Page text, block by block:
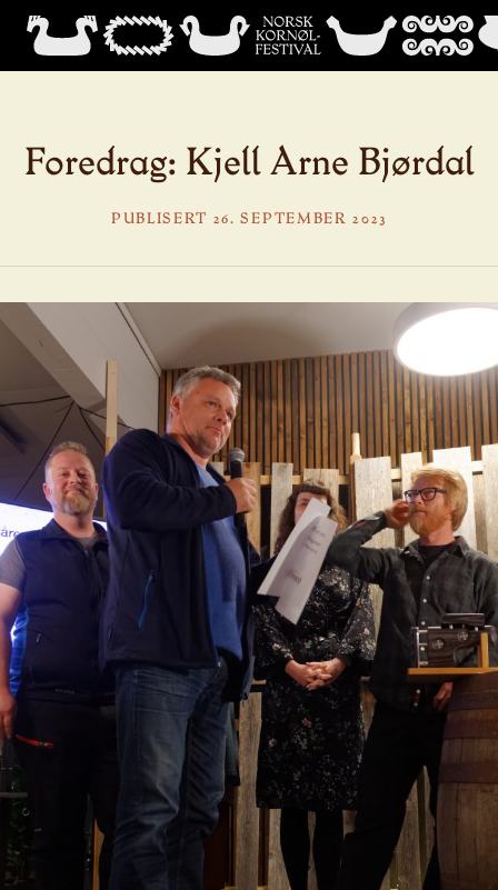
Foredrag: Kjell Arne Bjørdal
PUBLISERT 26. SEPTEMBER 2023